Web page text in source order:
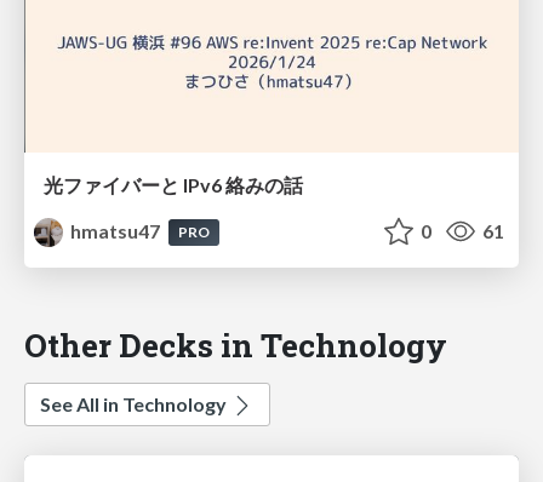
光ファイバーと IPv6 絡みの話
hmatsu47
PRO 0 61
Other Decks in Technology
See All in Technology